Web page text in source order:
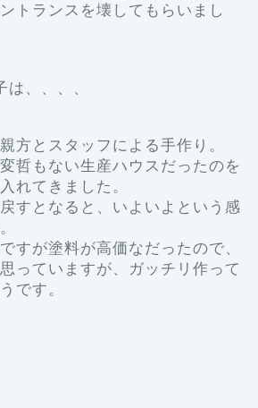
トランスを壊してもらいまし
、、、、
方とスタッフによる手作り。
哲もない生産ハウスだったのを
れてきました。
すとなると、いよいよという感
すが塗料が高価なだったので、
っていますが、ガッチリ作って
です。